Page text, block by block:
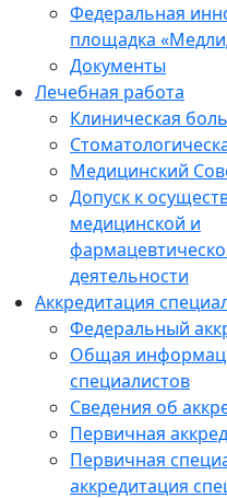
Федеральная
площадка
Документы
Лечебная работа
Клиническая
Медицинский
Допуск к
медицинской и
деятельности
Аккредитация
Федеральный
Общая
специалистов
Сведения об
Первичная
Первичная
аккредитация